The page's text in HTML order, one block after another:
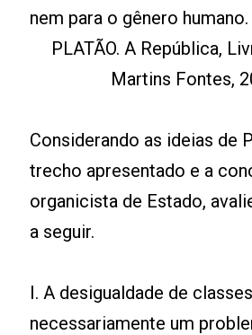
nem para o gênero humano.
PLATÃO. A República,
Martins Fontes,
Considerando as ideias de
trecho apresentado e a
organicista de Estado,
a seguir.
I. A desigualdade de
necessariamente um